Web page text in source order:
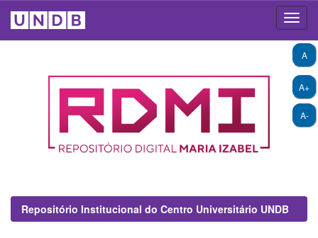
A+
A-
A
Repositório Institucional do Centro Universitário UNDB